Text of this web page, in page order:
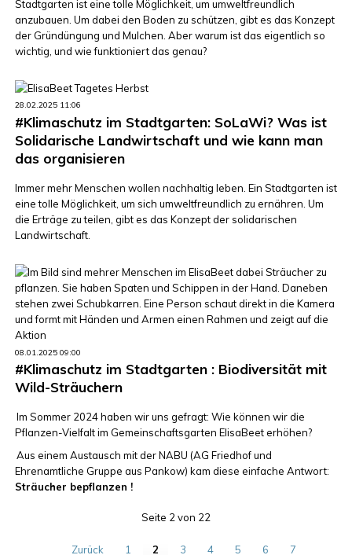
Stadtgarten ist eine tolle Möglichkeit, um umweltfreundlich
anzubauen. Um dabei den Boden zu schützen, gibt es das Konzept
der Gründüngung und Mulchen. Aber warum ist das eigentlich so
wichtig, und wie funktioniert das genau?
28.02.2025 11:06
#Klimaschutz im Stadtgarten: SoLaWi? Was ist
Solidarische Landwirtschaft und wie kann man
das organisieren
Immer mehr Menschen wollen nachhaltig leben. Ein Stadtgarten ist
eine tolle Möglichkeit, um sich umweltfreundlich zu ernähren. Um
die Erträge zu teilen, gibt es das Konzept der solidarischen
Landwirtschaft.
08.01.2025 09:00
#Klimaschutz im Stadtgarten : Biodiversität mit
Wild-Sträuchern
Im Sommer 2024 haben wir uns gefragt: Wie können wir die
Pflanzen-Vielfalt im Gemeinschaftsgarten ElisaBeet erhöhen?
Aus einem Austausch mit der NABU (AG Friedhof und
Ehrenamtliche Gruppe aus Pankow) kam diese einfache Antwort:
Sträucher bepflanzen !
Seite 2 von 22
Zurück 1 2 3 4 5 6
7